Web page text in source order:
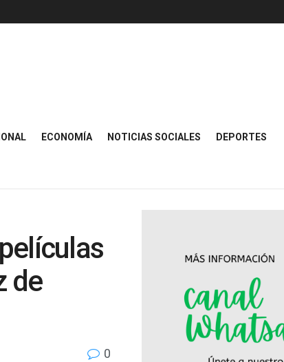
ECONOMÍA NOTICIAS SOCIALES DEPORTES
de
0